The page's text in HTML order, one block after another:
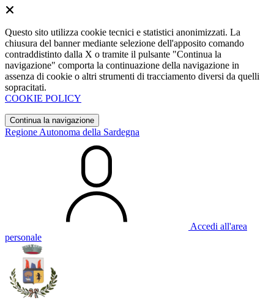
Questo sito utilizza cookie tecnici e statistici anonimizzati. La
chiusura del banner mediante selezione dell'apposito comando
contraddistinto dalla X o tramite il pulsante "Continua la
navigazione" comporta la continuazione della navigazione in
assenza di cookie o altri strumenti di tracciamento diversi da quelli
sopracitati.
COOKIE POLICY
Continua la navigazione
Regione Autonoma della Sardegna
Accedi all'area
personale